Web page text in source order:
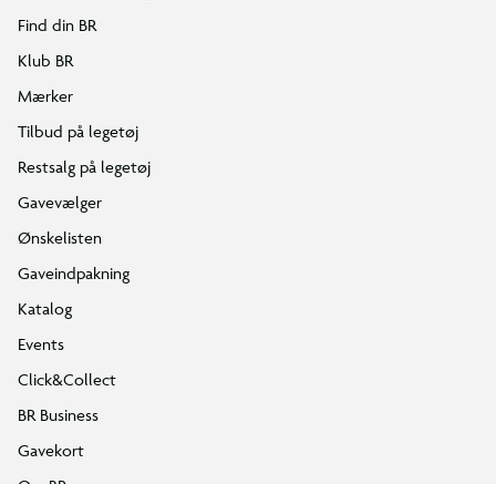
Find din BR
Klub BR
Mærker
Tilbud på legetøj
Restsalg på legetøj
Gavevælger
Ønskelisten
Gaveindpakning
Katalog
Events
Click&Collect
BR Business
Gavekort